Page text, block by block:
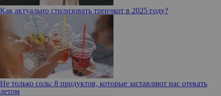
Как актуально стилизовать тренчкот в 2025 году?
Не только соль: 8 продуктов, которые заставляют нас отекать
летом